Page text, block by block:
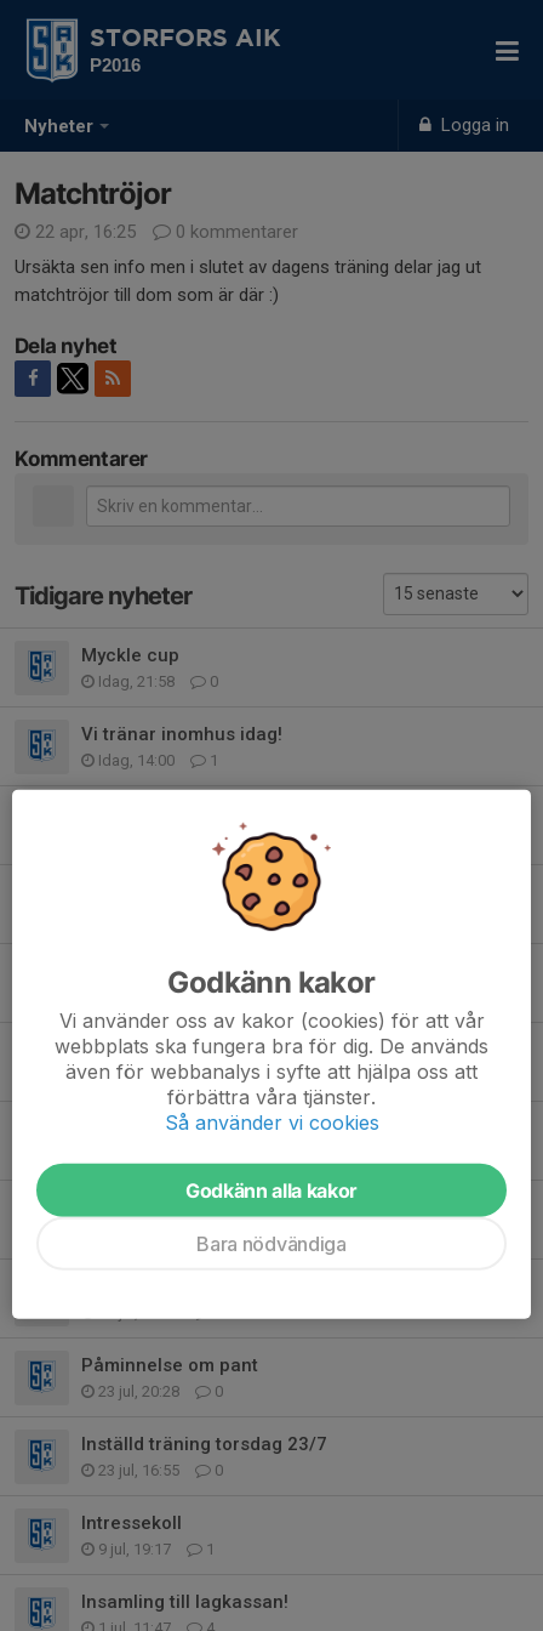
Nyheter Logga in
STORFORS AIK
P2016
Matchtröjor
22 apr, 16:25
0 kommentarer
Ursäkta sen info men i slutet av dagens träning delar jag ut
matchtröjor till dom som är där :)
Dela nyhet
Kommentarer
Tidigare nyheter
Myckle cup
Idag, 21:58 0
Vi tränar inomhus idag!
Idag, 14:00 1
0
Ändrad tid matchen lördag
Påminnelse
30 jul, 18:28 0
Lottning av extra häften
30 jul, 14:53 0
Saikhäften
Påminnelse om pant
23 jul, 20:28 0
Inställd träning torsdag 23/7
23 jul, 16:55 0
Intressekoll
9 jul, 19:17 1
Insamling till lagkassan!
1 jul, 11:47 4
Godkänn kakor
Vi använder oss av kakor (cookies) för att vår
webbplats ska fungera bra för dig. De används
även för webbanalys i syfte att hjälpa oss att
förbättra våra tjänster.
Så använder vi cookies
Godkänn alla kakor
Bara nödvändiga